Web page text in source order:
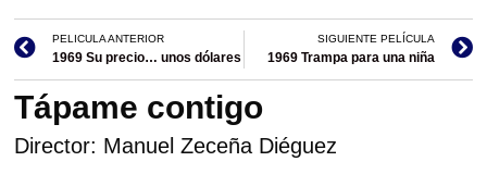
PELICULA ANTERIOR
1969 Su precio… unos dólares
SIGUIENTE PELÍCULA
1969 Trampa para una niña
Tápame contigo
Director: Manuel Zeceña Diéguez